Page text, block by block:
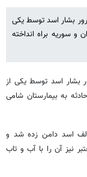
بشار اسد توسط یکی
و سوریه براه انداخته
بشار اسد توسط یکی از
به بیمارستان شامی
اسد دامن زده شد و
نیز آن را با آب و تاب